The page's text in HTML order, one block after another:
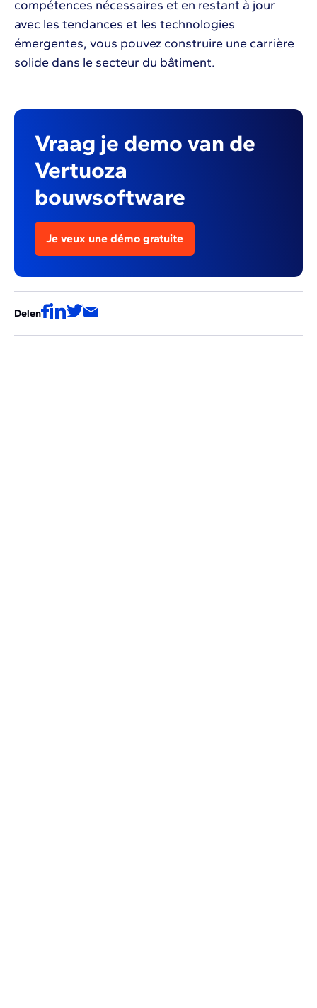
compétences nécessaires et en restant à jour
avec les tendances et les technologies
émergentes, vous pouvez construire une carrière
solide dans le secteur du bâtiment.
Vraag je demo van de
Vertuoza
bouwsoftware
Je veux une démo gratuite
Delen